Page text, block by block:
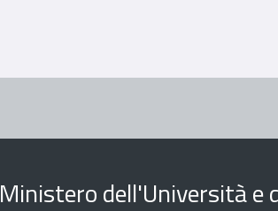
Ministero dell'Università e